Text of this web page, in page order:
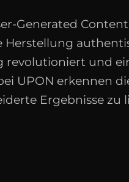
Generated Content
Herstellung
und
UPON erkennen
Ergebnisse zu